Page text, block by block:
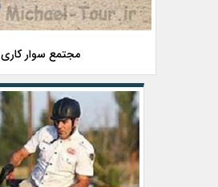
مجتمع سوار کاری